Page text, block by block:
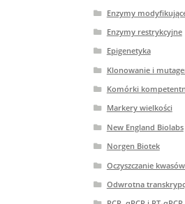
Enzymy
Enzymy restrykcyjne
Epigenetyka
Klonowanie i
Komórki
Markery wielkości
New England Biolabs
Norgen Biotek
Oczyszczanie
Odwrotna